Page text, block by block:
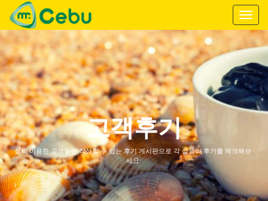
고객후기
실제 이용한 고객들만 작성할 수 있는 후기 게시판으로 각 상품과 후기를 체크해보
세요